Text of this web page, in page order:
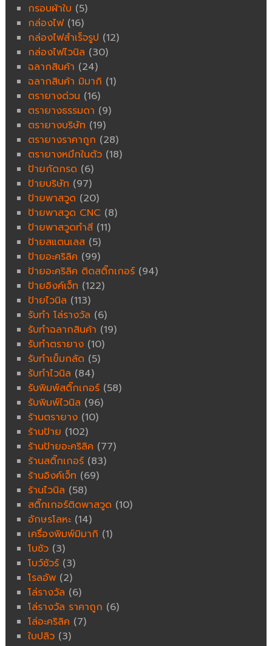
กรอบผ้าใบ (5)
กล่องไฟ(16)
กล่องไฟสำเร็จรูป (12)
กล่องไฟไวนิล (30)
ฉลากสินค้า (24)
ฉลากสินค้า มิมากิ (1)
ตรายางด่วน (16)
ตรายางธรรมดา (9)
ตรายางบริษัท (19)
ตรายางราคาถูก (28)
ตรายางหมึกในตัว (18)
ป้ายกัดกรด (6)
ป้ายบริษัท (97)
ป้ายพาสวูด (20)
ป้ายพาสวูด CNC (8)
ป้ายพาสวูดทำสี (11)
ป้ายสแตนเลส (5)
ป้ายอะคริลิค (99)
ป้ายอะคริลิค ติดสติ๊กเกอร์ (94)
ป้ายอิงค์เจ็ท (122)
ป้ายไวนิล (113)
รับทำ โล่รางวัล (6)
รับทำฉลากสินค้า (19)
รับทำตรายาง (10)
รับทำเข็มกลัด (5)
รับทำไวนิล (84)
รับพิมพ์สติ๊กเกอร์ (58)
รับพิมพ์ไวนิล (96)
ร้านตรายาง (10)
ร้านป้าย (102)
ร้านป้ายอะคริลิค (77)
ร้านสติ๊กเกอร์ (83)
ร้านอิงค์เจ็ท (69)
ร้านไวนิล (58)
สติ๊กเกอร์ติดพาสวูด (10)
อักษรโลหะ (14)
เครื่องพิมพ์มิมากิ (1)
โบชัว (3)
โบว์ชัวร์ (3)
โรลอัพ (2)
โล่รางวัล (6)
โล่รางวัล ราคาถูก (6)
โล่อะคริลิค (7)
ใบปลิว (3)